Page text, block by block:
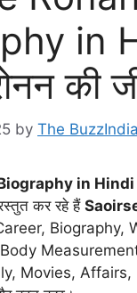
in
की
by The BuzzIndia
in Hindi |
कर रहे हैं
Biography,
Movies, Affairs,